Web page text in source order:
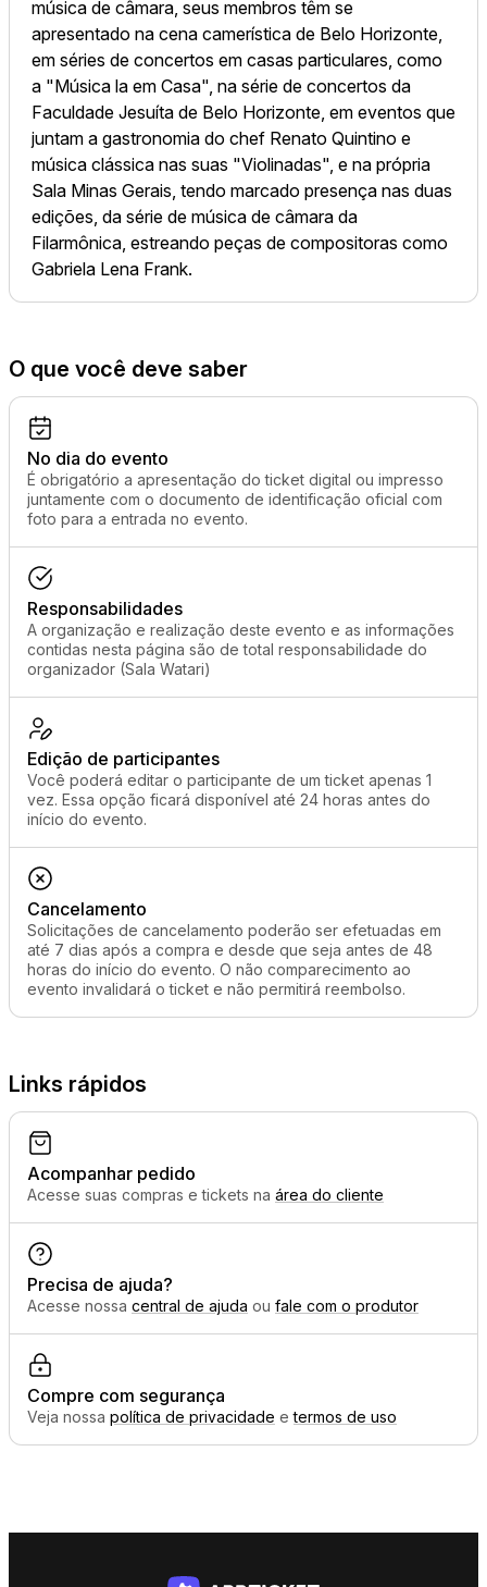
música de câmara, seus membros têm se
apresentado na cena camerística de Belo Horizonte,
em séries de concertos em casas particulares, como
a "Música la em Casa", na série de concertos da
Faculdade Jesuíta de Belo Horizonte, em eventos que
juntam a gastronomia do chef Renato Quintino e
música clássica nas suas "Violinadas", e na própria
Sala Minas Gerais, tendo marcado presença nas duas
edições, da série de música de câmara da
Filarmônica, estreando peças de compositoras como
Gabriela Lena Frank.
O que você deve saber
No dia do evento
É obrigatório a apresentação do ticket digital ou impresso
juntamente com o documento de identificação oficial com
foto para a entrada no evento.
Responsabilidades
A organização e realização deste evento e as informações
contidas nesta página são de total responsabilidade do
organizador (Sala Watari)
Edição de participantes
Você poderá editar o participante de um ticket apenas 1
vez. Essa opção ficará disponível até 24 horas antes do
início do evento.
Cancelamento
Solicitações de cancelamento poderão ser efetuadas em
até 7 dias após a compra e desde que seja antes de 48
horas do início do evento. O não comparecimento ao
evento invalidará o ticket e não permitirá reembolso.
Links rápidos
Acompanhar pedido
Acesse suas compras e tickets na área do cliente
Precisa de ajuda?
Acesse nossa central de ajuda ou fale com o produtor
Compre com segurança
Veja nossa política de privacidade etermos de uso